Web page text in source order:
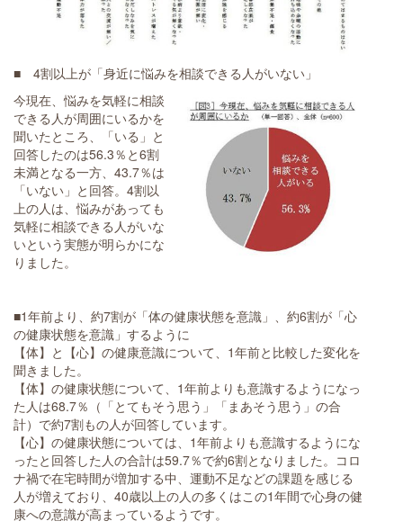
■ 4割以上が「身近に悩みを相談できる人がいない」
今現在、悩みを気軽に相談
できる人が周囲にいるかを
聞いたところ、「いる」と
回答したのは56.3％と6割
未満となる一方、43.7％は
「いない」と回答。4割以
上の人は、悩みがあっても
気軽に相談できる人がいな
いという実態が明らかにな
りました。
■1年前より、約7割が「体の健康状態を意識」、約6割が「心
の健康状態を意識」するように
【体】と【心】の健康意識について、1年前と比較した変化を
聞きました。
【体】の健康状態について、1年前よりも意識するようになっ
た人は68.7％（「とてもそう思う」「まあそう思う」の合
計）で約7割もの人が回答しています。
【心】の健康状態については、1年前よりも意識するようにな
ったと回答した人の合計は59.7％で約6割となりました。コロ
ナ禍で在宅時間が増加する中、運動不足などの課題を感じる
人が増えており、40歳以上の人の多くはこの1年間で心身の健
康への意識が高まっているようです。